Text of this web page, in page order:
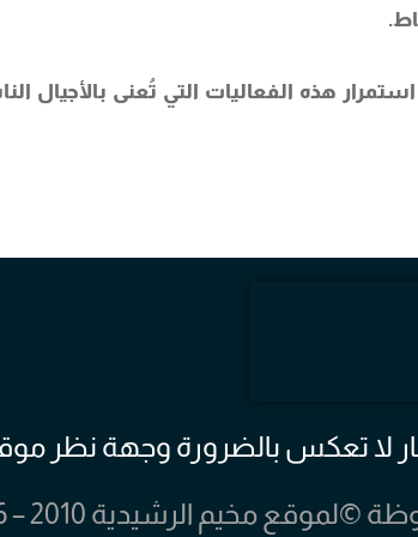
هذه الفعاليات التي تُعنى بالأجيال
لا تعكس بالضرورة وجهة نظر
مخيم الرشيدية 2010 – 2026